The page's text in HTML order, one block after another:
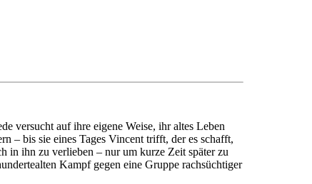
versucht auf ihre eigene Weise, ihr altes Leben
– bis sie eines Tages Vincent trifft, der es schafft,
in ihn zu verlieben – nur um kurze Zeit später zu
Kampf gegen eine Gruppe rachsüchtiger